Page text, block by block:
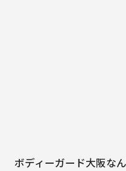
ボディーガード大阪な